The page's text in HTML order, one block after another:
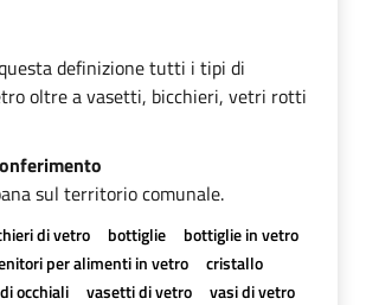
definizione tutti i tipi di
oltre a vasetti, bicchieri, vetri rotti
sul territorio comunale.
di vetro bottiglie
bottiglie in vetro
per alimenti in vetro
cristallo
occhiali vasetti di vetro
vasi di vetro